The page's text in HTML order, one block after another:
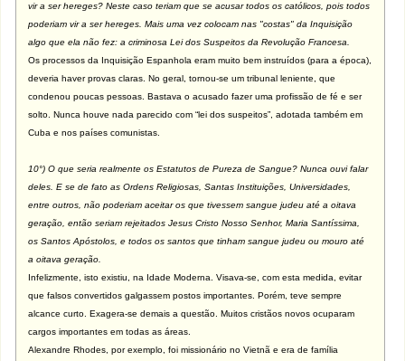
vir a ser hereges? Neste caso teriam que se acusar todos os católicos, pois todos
poderiam vir a ser hereges. Mais uma vez colocam nas "costas" da Inquisição
algo que ela não fez: a criminosa Lei dos Suspeitos da Revolução Francesa.
Os processos da Inquisição Espanhola eram muito bem instruídos (para a época),
deveria haver provas claras. No geral, tornou-se um tribunal leniente, que
condenou poucas pessoas. Bastava o acusado fazer uma profissão de fé e ser
solto. Nunca houve nada parecido com “lei dos suspeitos”, adotada também em
Cuba e nos países comunistas.
10°) O que seria realmente os Estatutos de Pureza de Sangue? Nunca ouvi falar
deles. E se de fato as Ordens Religiosas, Santas Instituições, Universidades,
entre outros, não poderiam aceitar os que tivessem sangue judeu até a oitava
geração, então seriam rejeitados Jesus Cristo Nosso Senhor, Maria Santíssima,
os Santos Apóstolos, e todos os santos que tinham sangue judeu ou mouro até
a oitava geração.
Infelizmente, isto existiu, na Idade Moderna. Visava-se, com esta medida, evitar
que falsos convertidos galgassem postos importantes. Porém, teve sempre
alcance curto. Exagera-se demais a questão. Muitos cristãos novos ocuparam
cargos importantes em todas as áreas.
Alexandre Rhodes, por exemplo, foi missionário no Vietnã e era de família